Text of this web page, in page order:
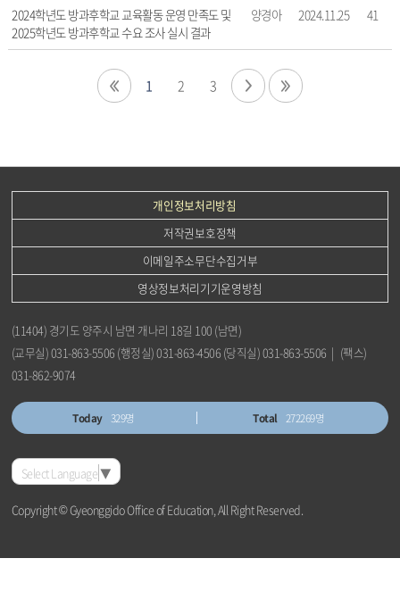
수
정
니
2024학년도 방과후학교 교육활동 운영 만족도 및
2025학년도 방과후학교 수요 조사 실시 결과
양경아 2024.11.25 41
1 2 3
개인정보처리방침
저작권보호정책
이메일주소무단수집거부
영상정보처리기기운영방침
(11404) 경기도 양주시 남면 개나리 18길 100 (남면)
(교무실) 031-863-5506 (행정실) 031-863-4506 (당직실) 031-863-5506 | (팩스)
031-862-9074
Today 329명 Total 272269명
Select Language▼
Copyright © Gyeonggido Office of Education, All Right Reserved.